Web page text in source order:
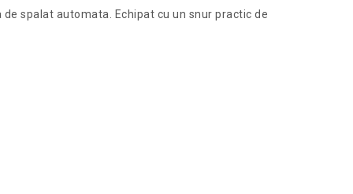
spalat automata. Echipat cu un snur practic de